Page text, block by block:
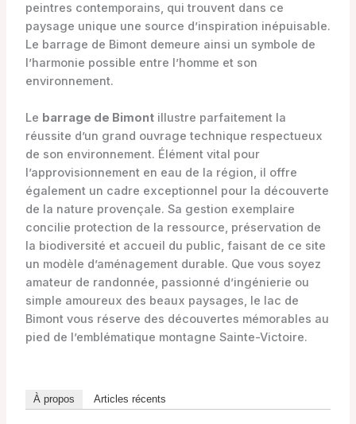
peintres contemporains, qui trouvent dans ce
paysage unique une source d’inspiration inépuisable.
Le barrage de Bimont demeure ainsi un symbole de
l’harmonie possible entre l’homme et son
environnement.
Le barrage de Bimontillustre parfaitement la
réussite d’un grand ouvrage technique respectueux
de son environnement. Élément vital pour
l’approvisionnement en eau de la région, il offre
également un cadre exceptionnel pour la découverte
de la nature provençale. Sa gestion exemplaire
concilie protection de la ressource, préservation de
la biodiversité et accueil du public, faisant de ce site
un modèle d’aménagement durable. Que vous soyez
amateur de randonnée, passionné d’ingénierie ou
simple amoureux des beaux paysages, le lac de
Bimont vous réserve des découvertes mémorables au
pied de l’emblématique montagne Sainte-Victoire.
À propos Articles récents